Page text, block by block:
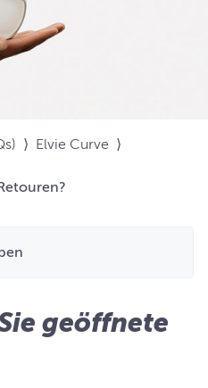
⟩ Elvie Curve ⟩
geöffnete